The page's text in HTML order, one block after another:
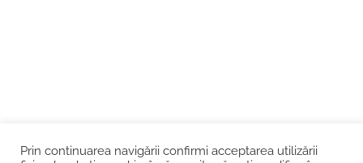
Prin continuarea navigării confirmi acceptarea utilizării